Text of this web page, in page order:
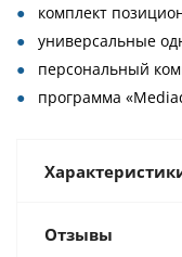
комплект
универсальные
персональный
программа
Отзывы